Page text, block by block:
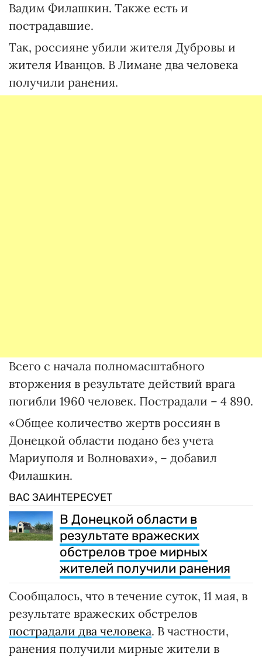
Вадим Филашкин. Также есть и
пострадавшие.
Так, россияне убили жителя Дубровы и
жителя Иванцов. В Лимане два человека
получили ранения.
Всего с начала полномасштабного
вторжения в результате действий врага
погибли 1960 человек. Пострадали – 4 890.
«Общее количество жертв россиян в
Донецкой области подано без учета
Мариуполя и Волновахи», – добавил
Филашкин.
ВАС ЗАИНТЕРЕСУЕТ
В Донецкой области в
результате вражеских
обстрелов трое мирных
жителей получили ранения
Сообщалось, что в течение суток, 11 мая, в
результате вражеских обстрелов
пострадали два человека. В частности,
ранения получили мирные жители в